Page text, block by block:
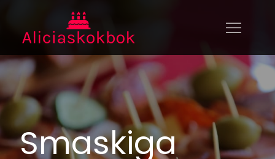
content
aliciaskokbok.se
Aliciaskokbok.se – allt du behöver
veta om mat
Smaskiga